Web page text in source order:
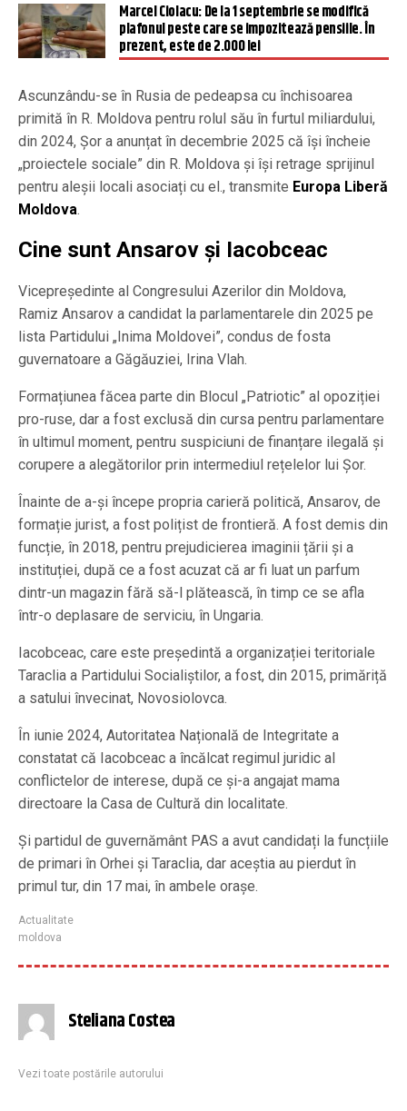
Marcel Ciolacu: De la 1 septembrie se modifică
plafonul peste care se impozitează pensiile. În
prezent, este de 2.000 lei
Ascunzându-se în Rusia de pedeapsa cu închisoarea
primită în R. Moldova pentru rolul său în furtul miliardului,
din 2024, Șor a anunțat în decembrie 2025 că își încheie
„proiectele sociale” din R. Moldova și își retrage sprijinul
pentru aleșii locali asociați cu el., transmite Europa Liberă
Moldova.
Cine sunt Ansarov și Iacobceac
Vicepreședinte al Congresului Azerilor din Moldova,
Ramiz Ansarov a candidat la parlamentarele din 2025 pe
lista Partidului „Inima Moldovei”, condus de fosta
guvernatoare a Găgăuziei, Irina Vlah.
Formațiunea făcea parte din Blocul „Patriotic” al opoziției
pro-ruse, dar a fost exclusă din cursa pentru parlamentare
în ultimul moment, pentru suspiciuni de finanțare ilegală și
corupere a alegătorilor prin intermediul rețelelor lui Șor.
Înainte de a-și începe propria carieră politică, Ansarov, de
formație jurist, a fost polițist de frontieră. A fost demis din
funcție, în 2018, pentru prejudicierea imaginii țării și a
instituției, după ce a fost acuzat că ar fi luat un parfum
dintr-un magazin fără să-l plătească, în timp ce se afla
într-o deplasare de serviciu, în Ungaria.
Iacobceac, care este președintă a organizației teritoriale
Taraclia a Partidului Socialiștilor, a fost, din 2015, primăriță
a satului învecinat, Novosiolovca.
În iunie 2024, Autoritatea Națională de Integritate a
constatat că Iacobceac a încălcat regimul juridic al
conflictelor de interese, după ce și-a angajat mama
directoare la Casa de Cultură din localitate.
Și partidul de guvernământ PAS a avut candidați la funcțiile
de primari în Orhei și Taraclia, dar aceștia au pierdut în
primul tur, din 17 mai, în ambele orașe.
Actualitate
moldova
Steliana Costea
Vezi toate postările autorului